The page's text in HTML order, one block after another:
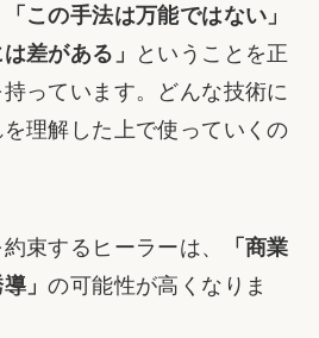
「この手法は万能ではない」
差がある」
ということを正
っています。どんな技術に
理解した上で使っていくの
束するヒーラーは、
「商業
」の可能性が高くなりま